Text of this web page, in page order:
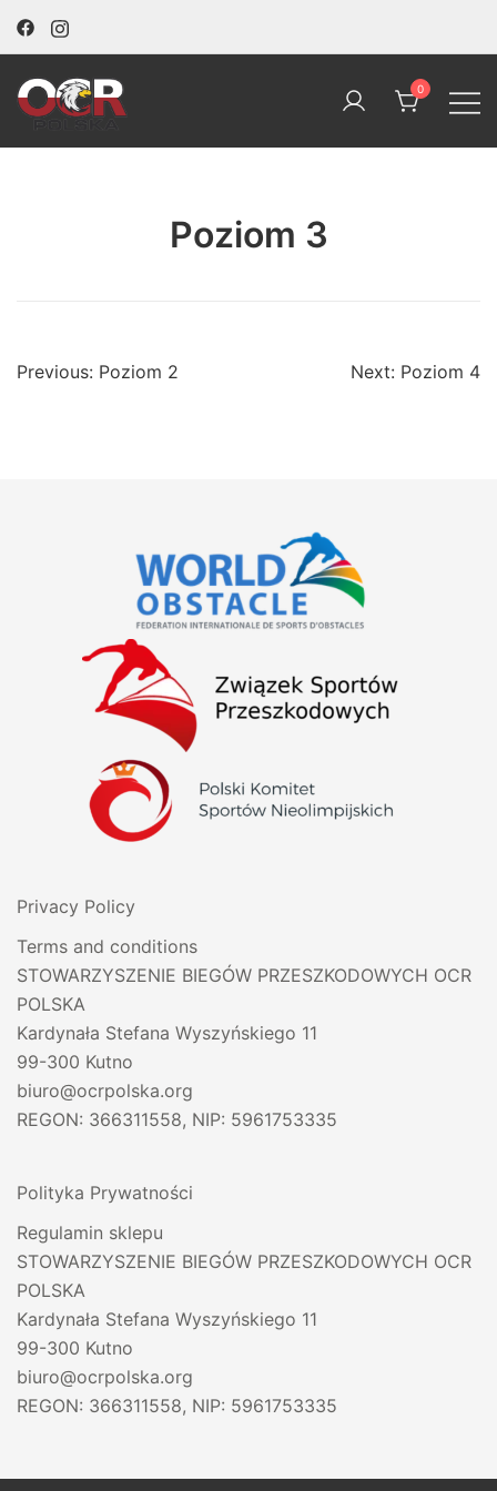
Skip
OCR Polska
0
Poziom 3
Nawigacja
Previous: Poziom 2 Next: Poziom 4
Privacy Policy
Terms and conditions
STOWARZYSZENIE BIEGÓW PRZESZKODOWYCH OCR
POLSKA
Kardynała Stefana Wyszyńskiego 11
99-300 Kutno
biuro@ocrpolska.org
REGON: 366311558, NIP: 5961753335
Polityka Prywatności
Regulamin sklepu
STOWARZYSZENIE BIEGÓW PRZESZKODOWYCH OCR
POLSKA
Kardynała Stefana Wyszyńskiego 11
99-300 Kutno
biuro@ocrpolska.org
REGON: 366311558, NIP: 5961753335